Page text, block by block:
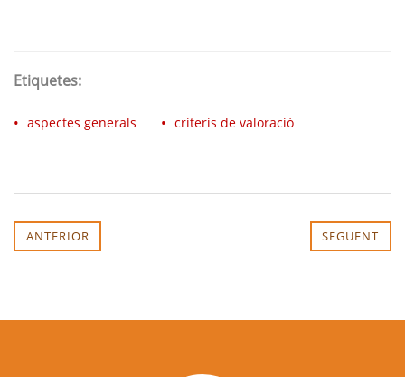
Etiquetes:
aspectes generals criteris de valoració
ANTERIOR SEGÜENT